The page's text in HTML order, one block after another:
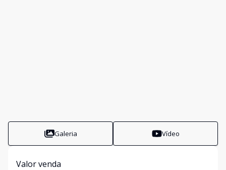
Galeria Vídeo
Valor venda